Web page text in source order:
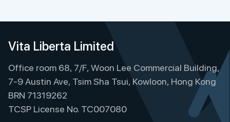
Vita Liberta Limited
Office room 68, 7/F, Woon Lee Commercial Building,
7-9 Austin Ave, Tsim Sha Tsui, Kowloon, Hong Kong
BRN 71319262
TCSP License No. TC007080